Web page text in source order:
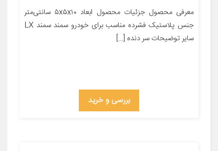
معرفی محصول جزئیات محصول ابعاد ۵x۵x۱۰ سانتی‌متر
جنس پلاستیک فشرده مناسب برای خودرو سمند سمند LX
سایر توضیحات سر دنده […]
بررسی و خرید